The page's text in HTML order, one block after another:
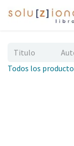
Todos los